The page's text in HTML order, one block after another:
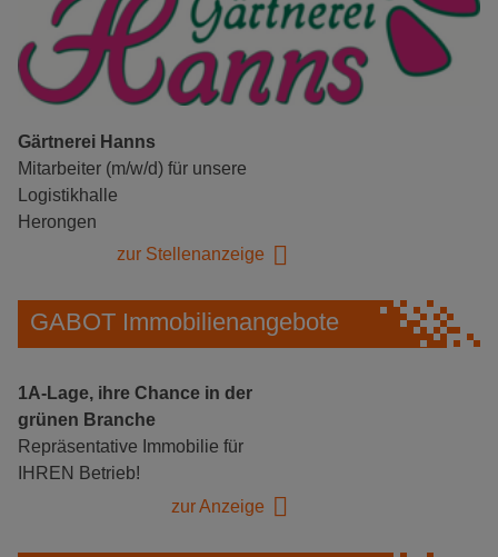
Gärtnerei Hanns
Mitarbeiter (m/w/d) für unsere
Logistikhalle
Herongen
zur Stellenanzeige
GABOT Immobilienangebote
1A-Lage, ihre Chance in der
grünen Branche
Repräsentative Immobilie für
IHREN Betrieb!
zur Anzeige